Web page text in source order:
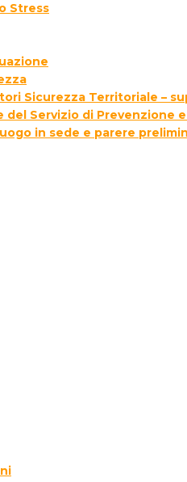
Stress
Sicurezza Territoriale –
del Servizio di Prevenzione
in sede e parere